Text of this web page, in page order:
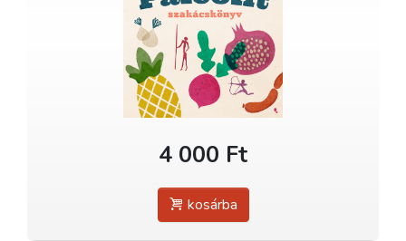
4 000 Ft
kosárba